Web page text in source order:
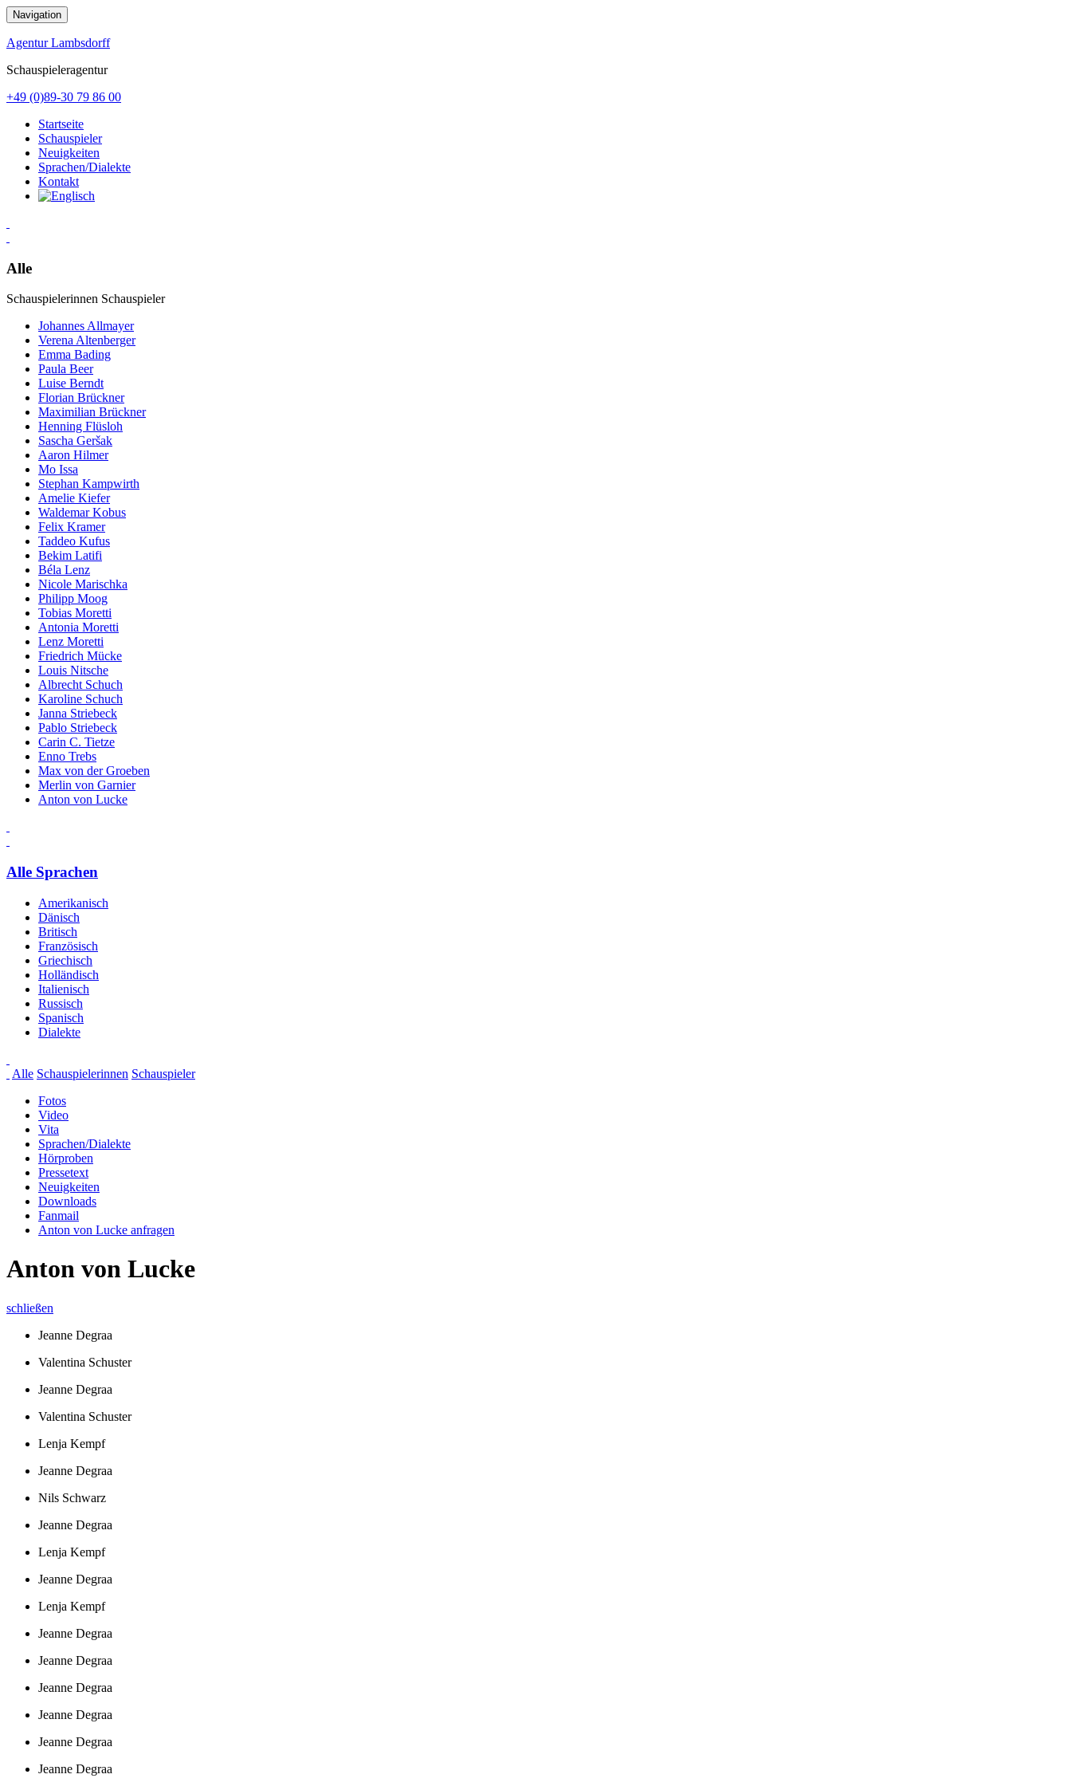
Zum
Inhalt
springen
Navigation
Agentur Lambsdorff
Schauspieleragentur
+49 (0)89-30 79 86 00
Startseite
Schauspieler
Neuigkeiten
Sprachen/Dialekte
Kontakt
Alle
Schauspielerinnen Schauspieler
Johannes Allmayer
Verena Altenberger
Emma Bading
Paula Beer
Luise Berndt
Florian Brückner
Maximilian Brückner
Henning Flüsloh
Sascha Geršak
Aaron Hilmer
Mo Issa
Stephan Kampwirth
Amelie Kiefer
Waldemar Kobus
Felix Kramer
Taddeo Kufus
Bekim Latifi
Béla Lenz
Nicole Marischka
Philipp Moog
Tobias Moretti
Antonia Moretti
Lenz Moretti
Friedrich Mücke
Louis Nitsche
Albrecht Schuch
Karoline Schuch
Janna Striebeck
Pablo Striebeck
Carin C. Tietze
Enno Trebs
Max von der Groeben
Merlin von Garnier
Anton von Lucke
Alle Sprachen
Amerikanisch
Dänisch
Britisch
Französisch
Griechisch
Holländisch
Italienisch
Russisch
Spanisch
Dialekte
Alle Schauspielerinnen Schauspieler
Fotos
Video
Vita
Sprachen/Dialekte
Hörproben
Pressetext
Neuigkeiten
Downloads
Fanmail
Anton von Lucke anfragen
Anton von Lucke
schließen
Jeanne Degraa
Valentina Schuster
Jeanne Degraa
Valentina Schuster
Lenja Kempf
Jeanne Degraa
Nils Schwarz
Jeanne Degraa
Lenja Kempf
Jeanne Degraa
Lenja Kempf
Jeanne Degraa
Jeanne Degraa
Jeanne Degraa
Jeanne Degraa
Jeanne Degraa
Jeanne Degraa